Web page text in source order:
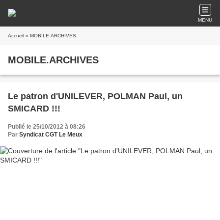
MENU
Accueil » MOBILE.ARCHIVES
MOBILE.ARCHIVES
Le patron d'UNILEVER, POLMAN Paul, un
SMICARD !!!
Publié le 25/10/2012 à 08:26
Par Syndicat CGT Le Meux